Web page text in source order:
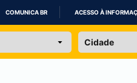
IR
COMUNICA BR ACESSO À